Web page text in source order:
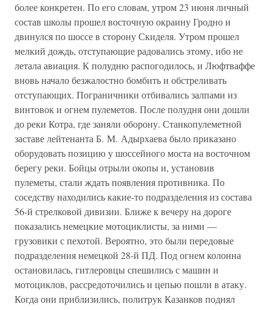
более конкретен. По его словам, утром 23 июня личный
состав школы прошел восточную окраину Гродно и
двинулся по шоссе в сторону Скиделя. Утром прошел
мелкий дождь, отступающие радовались этому, ибо не
летала авиация. К полудню распогодилось, и Люфтваффе
вновь начало безжалостно бомбить и обстреливать
отступающих. Пограничники отбивались залпами из
винтовок и огнем пулеметов. После полудня они дошли
до реки Котра, где заняли оборону. Станкопулеметной
заставе лейтенанта Б. М. Адырхаева было приказано
оборудовать позицию у шоссейного моста на восточном
берегу реки. Бойцы отрыли окопы и, установив
пулеметы, стали ждать появления противника. По
соседству находились какие-то подразделения из состава
56-й стрелковой дивизии. Ближе к вечеру на дороге
показались немецкие мотоциклисты, за ними —
грузовики с пехотой. Вероятно, это были передовые
подразделения немецкой 28-й ПД. Под огнем колонна
остановилась, гитлеровцы спешились с машин и
мотоциклов, рассредоточились и цепью пошли в атаку.
Когда они приблизились, политрук Казанков поднял